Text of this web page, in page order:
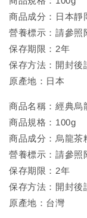
商品成分：日本靜
營養標示：請參照
保存期限：2年
保存方法：開封後
原產地：日本
商品名稱：經典烏
商品規格：100g
商品成分：烏龍茶
營養標示：請參照
保存期限：2年
保存方法：開封後
原產地：台灣